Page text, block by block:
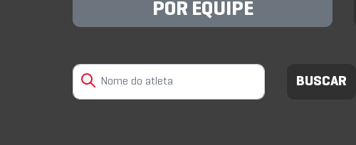
POR EQUIPE